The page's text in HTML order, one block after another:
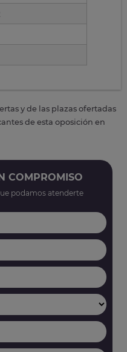
y de las plazas ofertadas
de esta oposición en
COMPROMISO
podamos atenderte